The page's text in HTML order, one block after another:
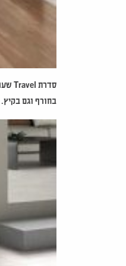
סדרת Travel שעוצבה
בחורף וגם בקיץ.